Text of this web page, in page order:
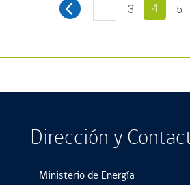
… 3 4 5
Dirección y
Ministerio de Energía